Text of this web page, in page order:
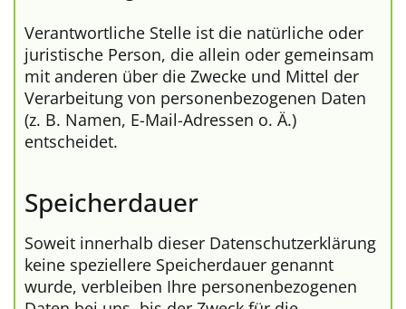
Verantwortliche Stelle ist die natürliche oder
juristische Person, die allein oder gemeinsam
mit anderen über die Zwecke und Mittel der
Verarbeitung von personenbezogenen Daten
(z. B. Namen, E-Mail-Adressen o. Ä.)
entscheidet.
Speicherdauer
Soweit innerhalb dieser Datenschutzerklärung
keine speziellere Speicherdauer genannt
wurde, verbleiben Ihre personenbezogenen